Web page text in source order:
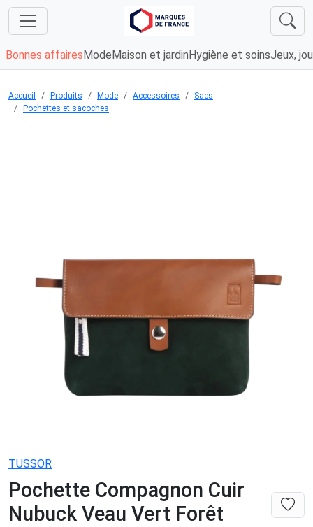
Bonnes affaires Mode Maison et jardin Hygiène et soinsJeux,
Accueil Produits Mode Accessoires
Sacs
Pochettes et sacoches
TUSSOR
Pochette Compagnon Cuir
Nubuck Veau Vert Forêt